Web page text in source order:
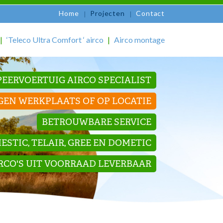
Home Projecten Contact
‘Teleco Ultra Comfort ‘ airco Airco montage
AIRCO SPECIALIST
WERKPLAATS OF OP LOCATIE
BETROUWBARE SERVICE
TELAIR, GREE EN DOMETIC
UIT VOORRAAD LEVERBAAR